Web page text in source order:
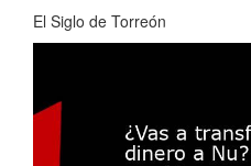
El Siglo de Torreón